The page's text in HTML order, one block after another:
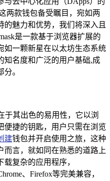
两款钱包备受瞩目，宛如两
魅力和优势，我们将深入且
是一款基于浏览器扩展的
如一颗新星在以太坊生态系统
知名度和广泛的用户基础,成
。
于其出色的易用性，它以浏
便捷的钥匙，用户只需在浏览
建钱包并开启使用之旅，这种
而言，就如同在熟悉的道路上
复杂的应用程序，
、Firefox等完美兼容，